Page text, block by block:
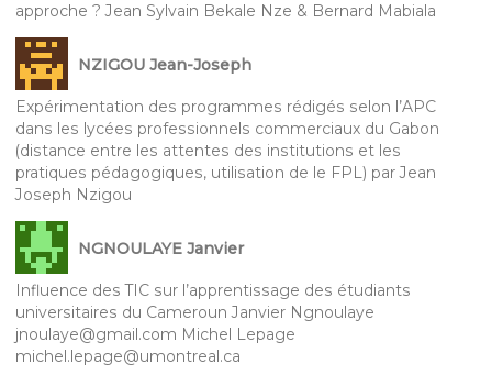
approche ? Jean Sylvain Bekale Nze & Bernard Mabiala
NZIGOU Jean-Joseph
Expérimentation des programmes rédigés selon l’APC
dans les lycées professionnels commerciaux du Gabon
(distance entre les attentes des institutions et les
pratiques pédagogiques, utilisation de le FPL) par Jean
Joseph Nzigou
NGNOULAYE Janvier
Influence des TIC sur l’apprentissage des étudiants
universitaires du Cameroun Janvier Ngnoulaye
jnoulaye@gmail.com Michel Lepage
michel.lepage@umontreal.ca